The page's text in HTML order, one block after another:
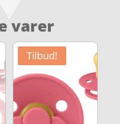
varer
Tilbud!